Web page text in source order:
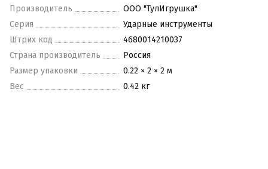
Производитель
ООО "ТулИгрушка"
Серия
Ударные инструменты
Штрих код
4680014210037
Страна производитель
Россия
Размер упаковки
0.22 × 2 × 2 м
Вес
0.42 кг